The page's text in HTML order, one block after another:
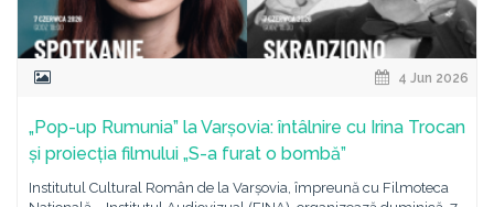
4 Jun 2026
„Pop-up Rumunia” la Varșovia: întâlnire cu Irina Trocan
și proiecția filmului „S-a furat o bombă”
Institutul Cultural Român de la Varșovia, împreună cu Filmoteca